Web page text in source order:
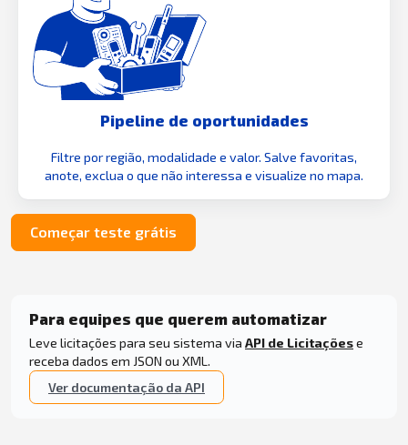
Pipeline de oportunidades
Filtre por região, modalidade e valor. Salve favoritas,
anote, exclua o que não interessa e visualize no mapa.
Começar teste grátis
Para equipes que querem automatizar
Leve licitações para seu sistema via API de Licitaçõese
receba dados em JSON ou XML.
Ver documentação da API